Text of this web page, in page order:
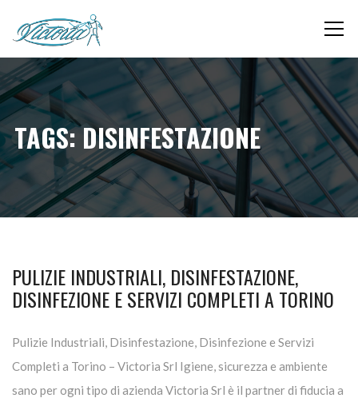
TAGS: DISINFESTAZIONE
PULIZIE INDUSTRIALI, DISINFESTAZIONE,
DISINFEZIONE E SERVIZI COMPLETI A TORINO
Pulizie Industriali, Disinfestazione, Disinfezione e Servizi
Completi a Torino – Victoria Srl Igiene, sicurezza e ambiente
sano per ogni tipo di azienda Victoria Srl è il partner di fiducia a